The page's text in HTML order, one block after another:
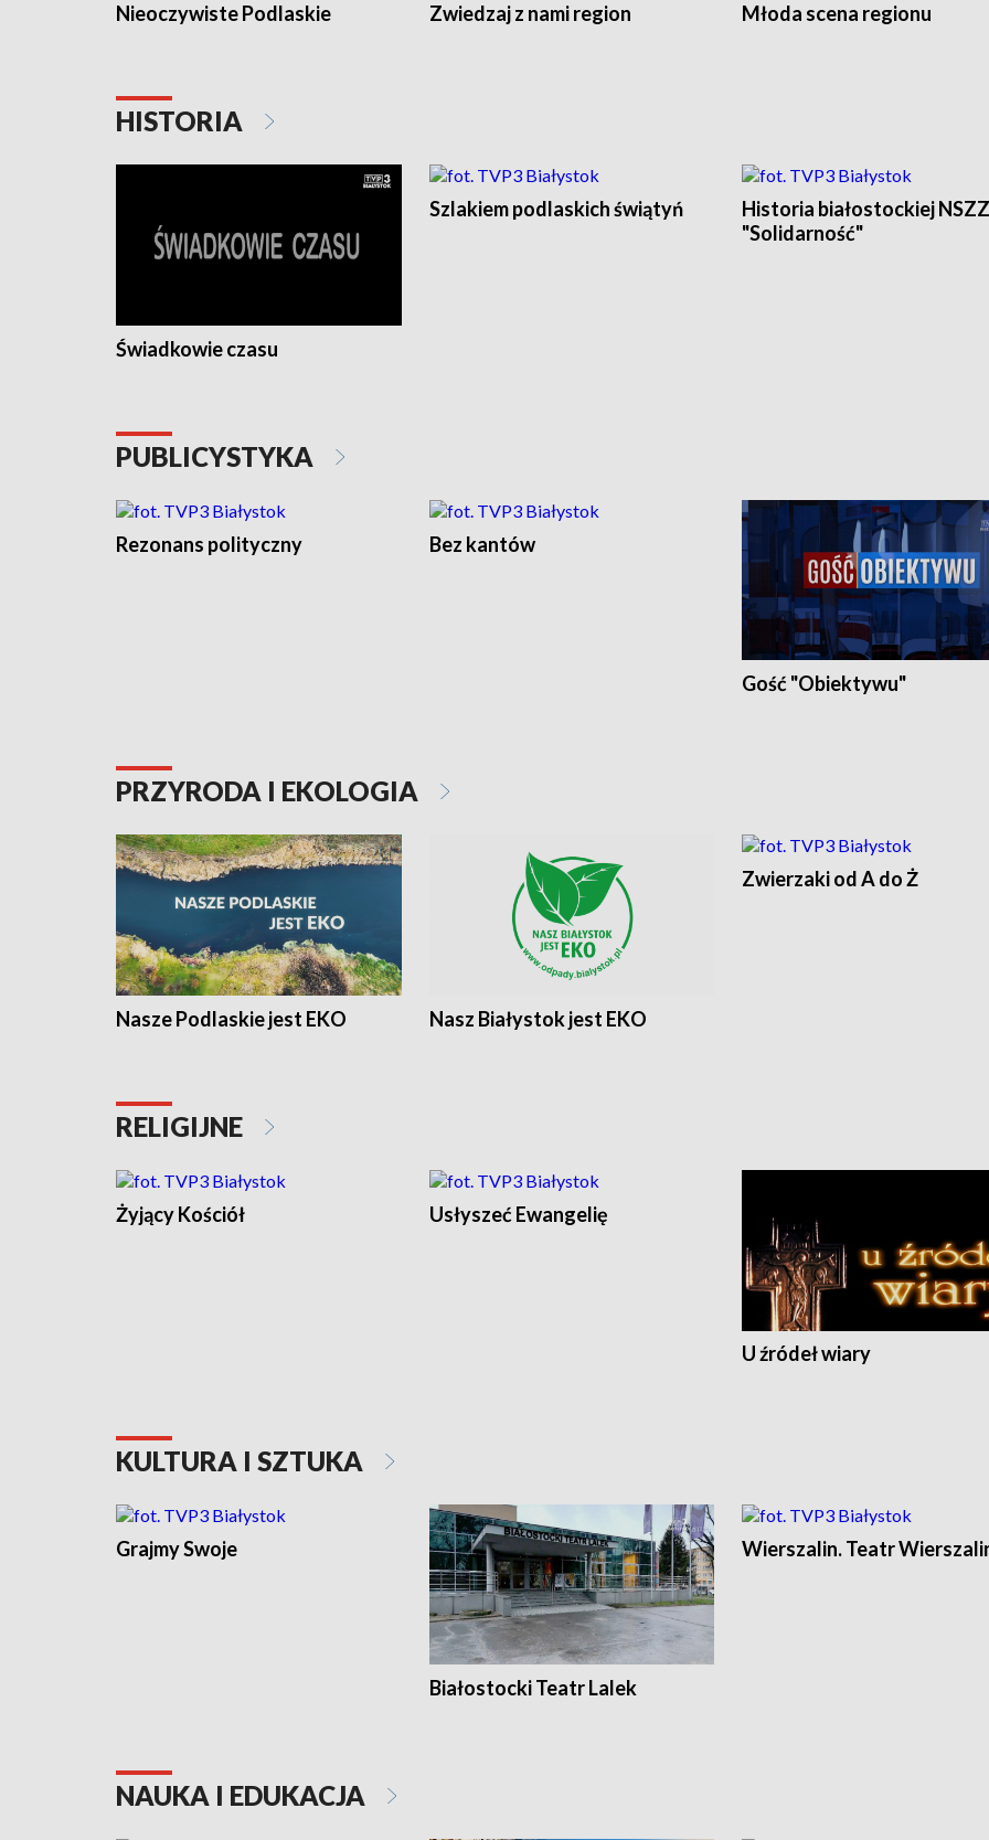
Nieoczywiste Podlaskie Zwiedzaj z nami region Młoda scena regionu
HISTORIA
Świadkowie czasu
Szlakiem podlaskich świątyń
Historia białostockiej NSZZ
"Solidarność"
PUBLICYSTYKA
Rezonans polityczny Bez kantów
Gość "Obiektywu"
PRZYRODA I EKOLOGIA
Nasze Podlaskie jest EKO Nasz Białystok jest EKO
Zwierzaki od A do Ż
RELIGIJNE
Żyjący Kościół Usłyszeć Ewangelię
U źródeł wiary
KULTURA I SZTUKA
Grajmy Swoje
Białostocki Teatr Lalek
Wierszalin. Teatr
NAUKA I EDUKACJA